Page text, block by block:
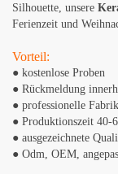
Silhouette, unsere
Ferienzeit und
Vorteil:
● kostenlose Proben
● Rückmeldung
● professionelle
● Produktionszeit 40-
● ausgezeichnete
● Odm, OEM,